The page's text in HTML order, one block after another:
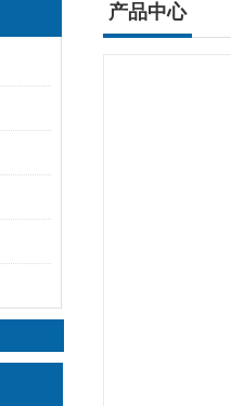
产品中心